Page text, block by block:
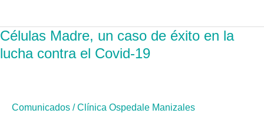
Células Madre, un caso de éxito en la
lucha contra el Covid-19
Comunicados /Clínica Ospedale Manizales
Células
Madre,
éxito